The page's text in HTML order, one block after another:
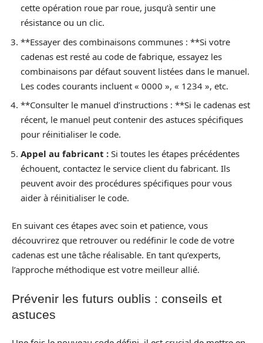
cette opération roue par roue, jusqu’à sentir une
résistance ou un clic.
**Essayer des combinaisons communes : **Si votre
cadenas est resté au code de fabrique, essayez les
combinaisons par défaut souvent listées dans le manuel.
Les codes courants incluent « 0000 », « 1234 », etc.
**Consulter le manuel d’instructions : **Si le cadenas est
récent, le manuel peut contenir des astuces spécifiques
pour réinitialiser le code.
Appel au fabricant : Si toutes les étapes précédentes
échouent, contactez le service client du fabricant. Ils
peuvent avoir des procédures spécifiques pour vous
aider à réinitialiser le code.
En suivant ces étapes avec soin et patience, vous
découvrirez que retrouver ou redéfinir le code de votre
cadenas est une tâche réalisable. En tant qu’experts,
l’approche méthodique est votre meilleur allié.
Prévenir les futurs oublis : conseils et
astuces